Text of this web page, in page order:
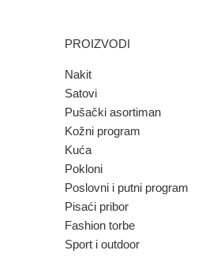
PROIZVODI
Nakit
Satovi
Pušački asortiman
Kožni program
Kuća
Pokloni
Poslovni i putni program
Pisaći pribor
Fashion torbe
Sport i outdoor